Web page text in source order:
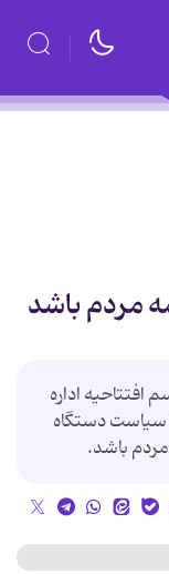
مردم باشد
اداره
سیاست دستگاه
باشد.